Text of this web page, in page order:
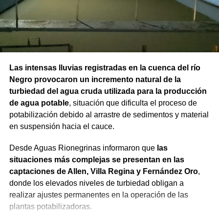
Las intensas lluvias registradas en la cuenca del río
Negro provocaron un incremento natural de la
turbiedad del agua cruda utilizada para la producción
de agua potable, situación que dificulta el proceso de
potabilización debido al arrastre de sedimentos y material
en suspensión hacia el cauce.
Desde Aguas Rionegrinas informaron que las
situaciones más complejas se presentan en las
captaciones de Allen, Villa Regina y Fernández Oro,
donde los elevados niveles de turbiedad obligan a
realizar ajustes permanentes en la operación de las
plantas potabilizadoras.